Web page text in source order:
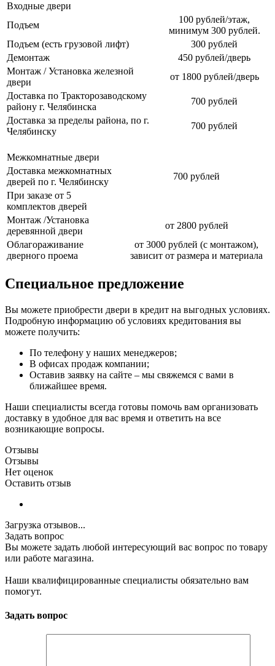
Входные двери
Подъем
100 рублей/этаж,
минимум 300 рублей.
Подъем (есть грузовой лифт)
300 рублей
Демонтаж
450 рублей/дверь
Монтаж / Установка железной
двери
от 1800 рублей/дверь
Доставка по Тракторозаводскому
району г. Челябинска
700 рублей
Доставка за пределы района, по г.
Челябинску
700 рублей
Межкомнатные двери
Доставка межкомнатных
дверей по г. Челябинску
700 рублей
При заказе от 5
комплектов дверей
Монтаж /Установка
деревянной двери
от 2800 рублей
Облагораживание
дверного проема
от 3000 рублей (с монтажом),
зависит от размера и материала
Специальное предложение
Вы можете приобрести двери в кредит на выгодных условиях.
Подробную информацию об условиях кредитования вы
можете получить:
По телефону у наших менеджеров;
В офисах продаж компании;
Оставив заявку на сайте – мы свяжемся с вами в
ближайшее время.
Наши специалисты всегда готовы помочь вам организовать
доставку в удобное для вас время и ответить на все
возникающие вопросы.
Отзывы
Отзывы
Нет оценок
Оставить отзыв
Загрузка отзывов...
Задать вопрос
Вы можете задать любой интересующий вас вопрос по товару
или работе магазина.
Наши квалифицированные специалисты обязательно вам
помогут.
Задать вопрос